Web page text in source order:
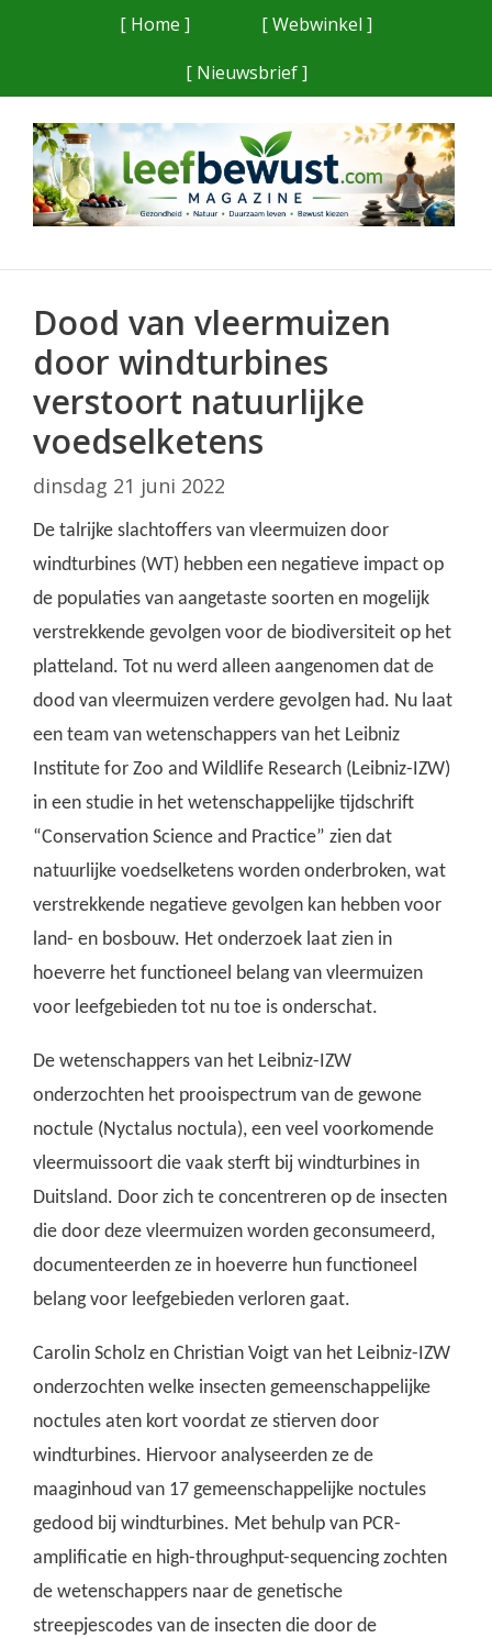
[ Home ]
[ Webwinkel ]
[ Nieuwsbrief ]
Dood van vleermuizen
door windturbines
verstoort natuurlijke
voedselketens
dinsdag 21 juni 2022
De talrijke slachtoffers van vleermuizen door
windturbines (WT) hebben een negatieve impact op
de populaties van aangetaste soorten en mogelijk
verstrekkende gevolgen voor de biodiversiteit op het
platteland. Tot nu werd alleen aangenomen dat de
dood van vleermuizen verdere gevolgen had. Nu laat
een team van wetenschappers van het Leibniz
Institute for Zoo and Wildlife Research (Leibniz-IZW)
in een studie in het wetenschappelijke tijdschrift
“Conservation Science and Practice” zien dat
natuurlijke voedselketens worden onderbroken, wat
verstrekkende negatieve gevolgen kan hebben voor
land- en bosbouw. Het onderzoek laat zien in
hoeverre het functioneel belang van vleermuizen
voor leefgebieden tot nu toe is onderschat.
De wetenschappers van het Leibniz-IZW
onderzochten het prooispectrum van de gewone
noctule (Nyctalus noctula), een veel voorkomende
vleermuissoort die vaak sterft bij windturbines in
Duitsland. Door zich te concentreren op de insecten
die door deze vleermuizen worden geconsumeerd,
documenteerden ze in hoeverre hun functioneel
belang voor leefgebieden verloren gaat.
Carolin Scholz en Christian Voigt van het Leibniz-IZW
onderzochten welke insecten gemeenschappelijke
noctules aten kort voordat ze stierven door
windturbines. Hiervoor analyseerden ze de
maaginhoud van 17 gemeenschappelijke noctules
gedood bij windturbines. Met behulp van PCR-
amplificatie en high-throughput-sequencing zochten
de wetenschappers naar de genetische
streepjescodes van de insecten die door de